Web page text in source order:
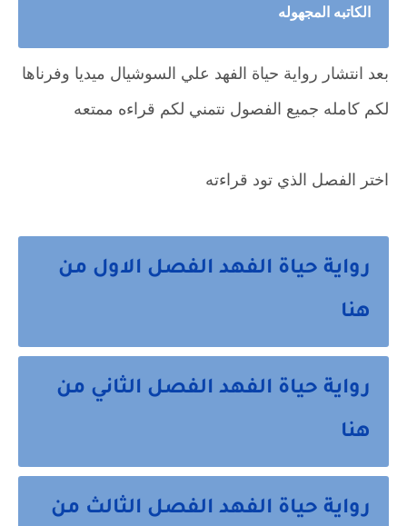
الكاتبه المجهوله
بعد انتشار رواية حياة الفهد علي السوشيال ميديا وفرناها
لكم كامله جميع الفصول نتمني لكم قراءه ممتعه
اختر الفصل الذي تود قراءته
رواية حياة الفهد الفصل الاول من
هنا
رواية حياة الفهد الفصل الثاني من
هنا
رواية حياة الفهد الفصل الثالث من